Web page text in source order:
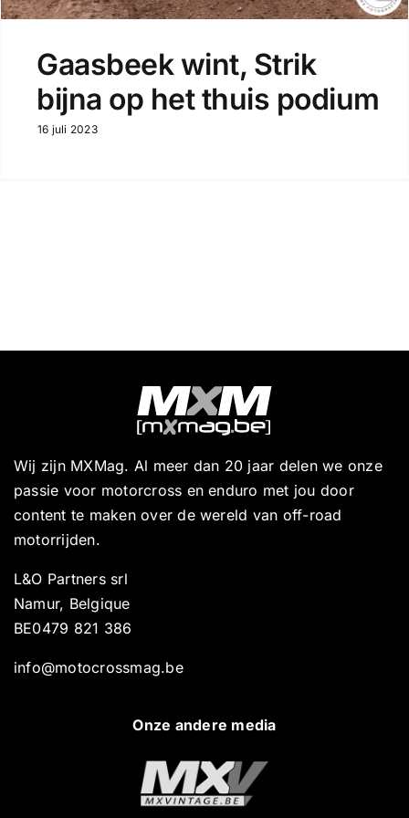
Gaasbeek wint, Strik
bijna op het thuis podium
16 juli 2023
Wij zijn MXMag. Al meer dan 20 jaar delen we onze
passie voor motorcross en enduro met jou door
content te maken over de wereld van off-road
motorrijden.
L&O Partners srl
Namur, Belgique
BE0479 821 386
info@motocrossmag.be
Onze andere media